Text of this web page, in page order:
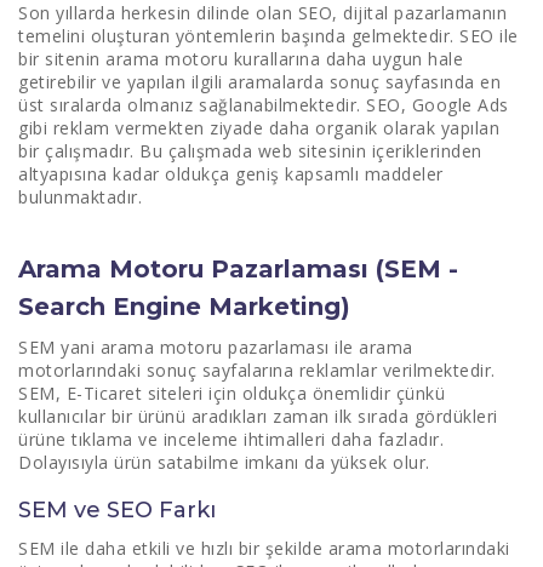
Son yıllarda herkesin dilinde olan SEO, dijital pazarlamanın
temelini oluşturan yöntemlerin başında gelmektedir. SEO ile
bir sitenin arama motoru kurallarına daha uygun hale
getirebilir ve yapılan ilgili aramalarda sonuç sayfasında en
üst sıralarda olmanız sağlanabilmektedir. SEO, Google Ads
gibi reklam vermekten ziyade daha organik olarak yapılan
bir çalışmadır. Bu çalışmada web sitesinin içeriklerinden
altyapısına kadar oldukça geniş kapsamlı maddeler
bulunmaktadır.
Arama Motoru Pazarlaması (SEM -
Search Engine Marketing)
SEM yani arama motoru pazarlaması ile arama
motorlarındaki sonuç sayfalarına reklamlar verilmektedir.
SEM, E-Ticaret siteleri için oldukça önemlidir çünkü
kullanıcılar bir ürünü aradıkları zaman ilk sırada gördükleri
ürüne tıklama ve inceleme ihtimalleri daha fazladır.
Dolayısıyla ürün satabilme imkanı da yüksek olur.
SEM ve SEO Farkı
SEM ile daha etkili ve hızlı bir şekilde arama motorlarındaki